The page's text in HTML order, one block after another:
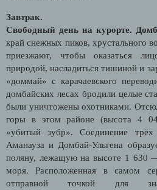
Завтрак.
Свободный день на курорте.
край снежных пиков, хрустального
приезжают, чтобы оказаться
природой, насладиться тишиной и
«доммай» с карачаевского
домбайских лесах бродили целые
были уничтожены охотниками.
горы в этом районе (высота 4
«убитый зубр». Соединение
Аманауза и Домбай-Ульгена
поляну, лежащую на высоте 1 630
моря. Расположенная в самом
отправной точкой для